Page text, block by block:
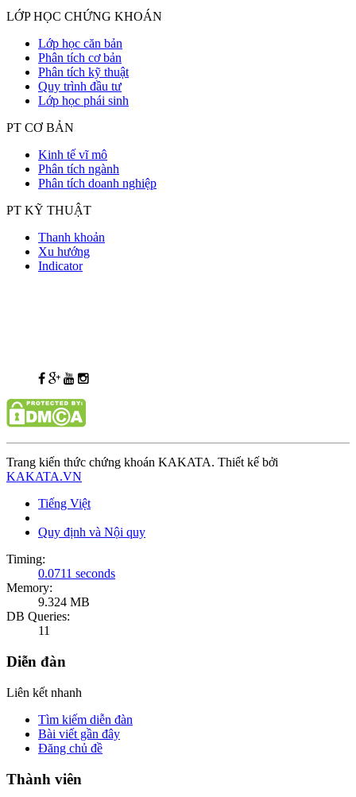
LỚP HỌC CHỨNG KHOÁN
Lớp học căn bản
Phân tích cơ bản
Phân tích kỹ thuật
Quy trình đầu tư
Lớp học phái sinh
PT CƠ BẢN
Kinh tế vĩ mô
Phân tích ngành
Phân tích doanh nghiệp
PT KỸ THUẬT
Thanh khoản
Xu hướng
Indicator
Trang kiến thức chứng khoán KAKATA. Thiết kế bởi
KAKATA.VN
Tiếng Việt
Quy định và Nội quy
Timing:
0.0711 seconds
Memory:
9.324 MB
DB Queries:
11
Diễn đàn
Liên kết nhanh
Tìm kiếm diễn đàn
Bài viết gần đây
Đăng chủ đề
Thành viên